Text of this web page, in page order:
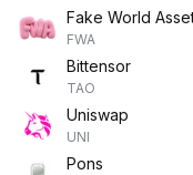
Fake World
FWA
Bittensor
TAO
Uniswap
UNI
Pons